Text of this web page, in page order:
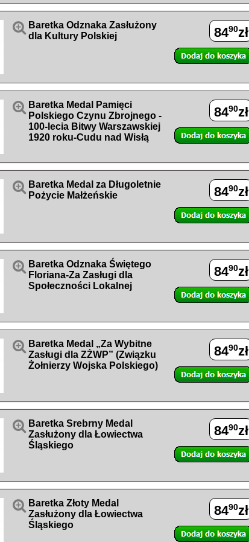
 Baretka Odznaka Zasłużony
dla Kultury Polskiej
8490zł
 Baretka Medal Pamięci
Polskiego Czynu Zbrojnego -
100-lecia Bitwy Warszawskiej
1920 roku-Cudu nad Wisłą
8490zł
 Baretka Medal za Długoletnie
Pożycie Małżeńskie
8490zł
 Baretka Odznaka Świętego
Floriana-Za Zasługi dla
Społeczności Lokalnej
8490zł
 Baretka Medal „Za Wybitne
Zasługi dla ZŻWP” (Związku
Żołnierzy Wojska Polskiego)
8490zł
 Baretka Srebrny Medal
Zasłużony dla Łowiectwa
Śląskiego
8490zł
 Baretka Złoty Medal
Zasłużony dla Łowiectwa
Śląskiego
8490zł